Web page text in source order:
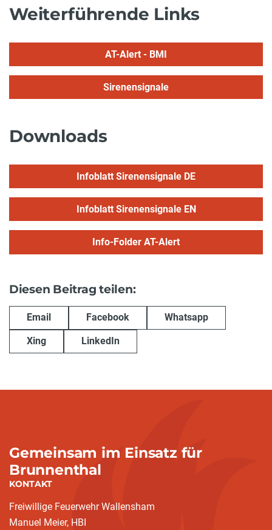
Weiterführende Links
AT-Alert - BMI
Sirenensignale
Downloads
Infoblatt Sirenensignale DE
Infoblatt Sirenensignale EN
Info-Folder AT-Alert
Diesen Beitrag teilen:
Email Facebook Whatsapp
Xing LinkedIn
Gemeinsam im Einsatz für
Brunnenthal
KONTAKT
Freiwillige Feuerwehr Wallensham
Manuel Meier, HBI